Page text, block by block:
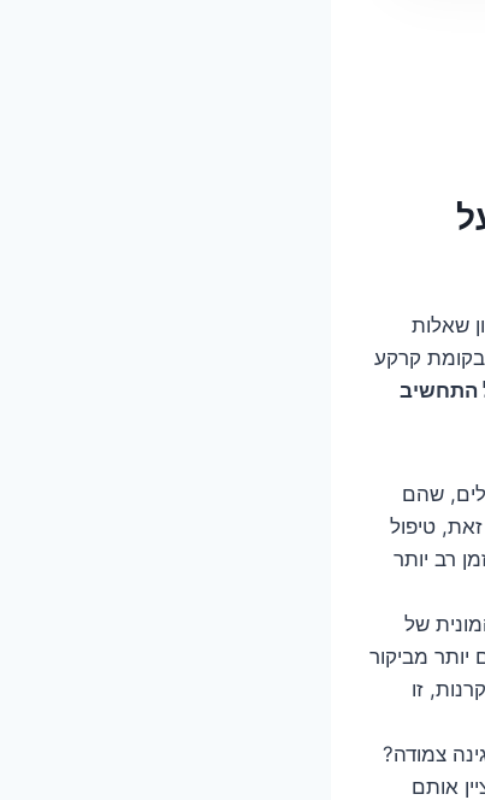
על
שאלות
זו לא דירת 5 חדרים בבאר שבע, ודירת 5 חדרים בקומת קרקע
התחשיב
שהם
טיפול
רב יותר
של
יותר מביקור
זו
צמודה?
אותם